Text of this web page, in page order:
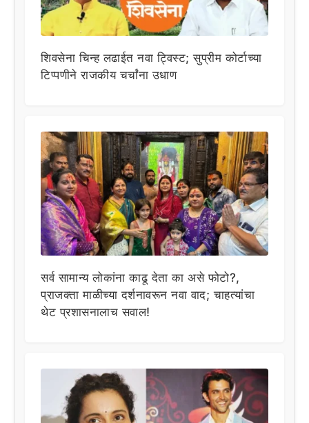
शिवसेना चिन्ह लढाईत नवा ट्विस्ट; सुप्रीम कोर्टाच्या
टिप्पणीने राजकीय चर्चांना उधाण
सर्व सामान्य लोकांना काढू देता का असे फोटो?,
प्राजक्ता माळीच्या दर्शनावरून नवा वाद; चाहत्यांचा
थेट प्रशासनालाच सवाल!